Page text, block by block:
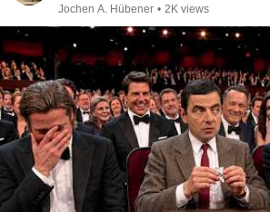
Jochen A. Hübener • 2K views